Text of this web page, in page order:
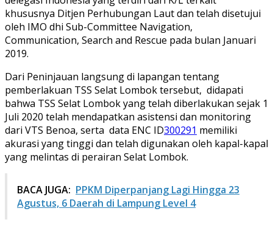
khususnya Ditjen Perhubungan Laut dan telah disetujui
oleh IMO dhi Sub-Committee Navigation,
Communication, Search and Rescue pada bulan Januari
2019.
Dari Peninjauan langsung di lapangan tentang
pemberlakuan TSS Selat Lombok tersebut, didapati
bahwa TSS Selat Lombok yang telah diberlakukan sejak 1
Juli 2020 telah mendapatkan asistensi dan monitoring
dari VTS Benoa, serta data ENC ID300291 memiliki
akurasi yang tinggi dan telah digunakan oleh kapal-kapal
yang melintas di perairan Selat Lombok.
BACA JUGA: PPKM Diperpanjang Lagi Hingga 23
Agustus, 6 Daerah di Lampung Level 4